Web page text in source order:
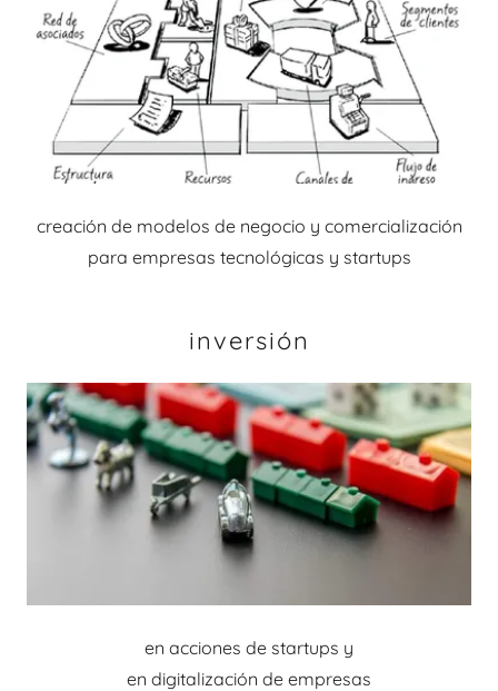
creación de modelos de negocio y comercialización
para empresas tecnológicas y startups
inversión
en acciones de startups y
en digitalización de empresas